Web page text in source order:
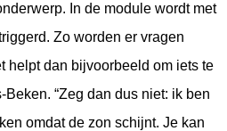
In de module wordt met
Zo worden er vragen
helpt dan bijvoorbeeld om iets te
“Zeg dan dus niet: ik ben
omdat de zon schijnt. Je kan